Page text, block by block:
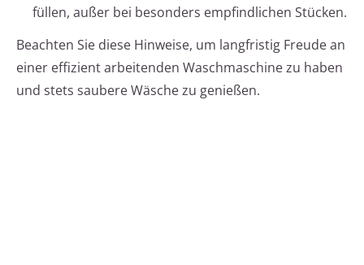
füllen, außer bei besonders empfindlichen Stücken.
Beachten Sie diese Hinweise, um langfristig Freude an
einer effizient arbeitenden Waschmaschine zu haben
und stets saubere Wäsche zu genießen.